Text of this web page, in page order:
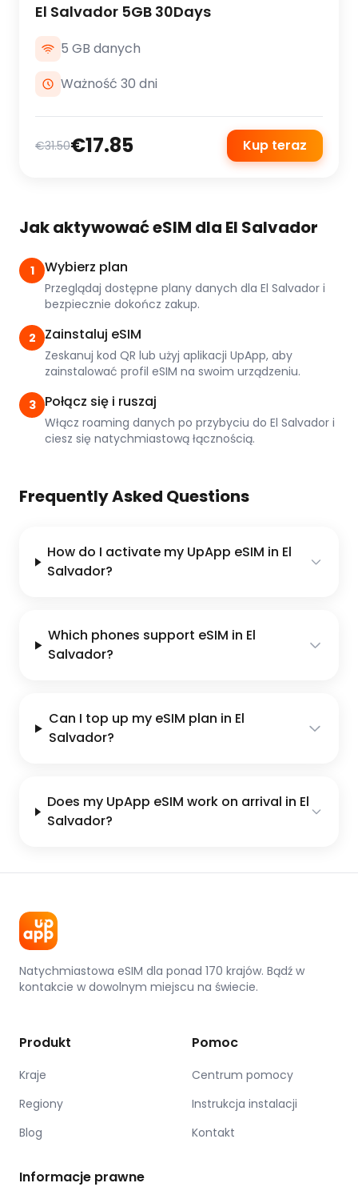
El Salvador 5GB 30Days
5 GB danych
Ważność 30 dni
€31.50€17.85 Kup teraz
Jak aktywować eSIM dla El Salvador
1 Wybierz plan
Przeglądaj dostępne plany danych dla El Salvador i
bezpiecznie dokończ zakup.
2 Zainstaluj eSIM
Zeskanuj kod QR lub użyj aplikacji UpApp, aby
zainstalować profil eSIM na swoim urządzeniu.
3 Połącz się i ruszaj
Włącz roaming danych po przybyciu do El Salvador i
ciesz się natychmiastową łącznością.
Frequently Asked Questions
How do I activate my UpApp eSIM in El
Salvador?
Which phones support eSIM in El
Salvador?
Can I top up my eSIM plan in El
Salvador?
Does my UpApp eSIM work on arrival in El
Salvador?
Natychmiastowa eSIM dla ponad 170 krajów. Bądź w
kontakcie w dowolnym miejscu na świecie.
Produkt
Kraje
Regiony
Blog
Pomoc
Centrum pomocy
Instrukcja instalacji
Kontakt
Informacje prawne